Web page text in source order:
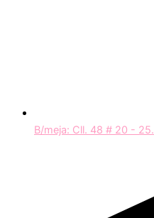
B/meja: Cll. 48 # 20 - 25.